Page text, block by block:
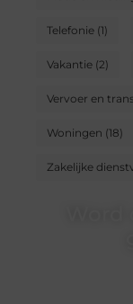
Telefonie(1)
Vakantie(2)
Vervoer en
Woningen (18)
Zakelijke